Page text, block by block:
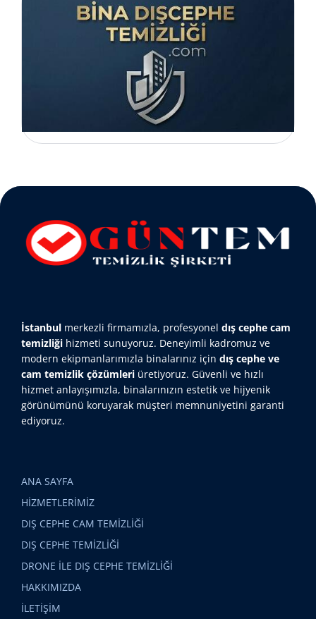
İstanbul merkezli firmamızla, profesyonel dış cephe cam
temizliği hizmeti sunuyoruz. Deneyimli kadromuz ve
modern ekipmanlarımızla binalarınız için dış cephe ve
cam temizlik çözümleri üretiyoruz. Güvenli ve hızlı
hizmet anlayışımızla, binalarınızın estetik ve hijyenik
görünümünü koruyarak müşteri memnuniyetini garanti
ediyoruz.
ANA SAYFA
HİZMETLERİMİZ
DIŞ CEPHE CAM TEMİZLİĞİ
DIŞ CEPHE TEMİZLİĞİ
DRONE İLE DIŞ CEPHE TEMİZLİĞİ
HAKKIMIZDA
İLETİŞİM